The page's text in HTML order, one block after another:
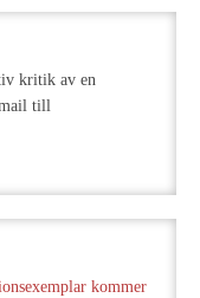
kritik av en
mail till
kommer